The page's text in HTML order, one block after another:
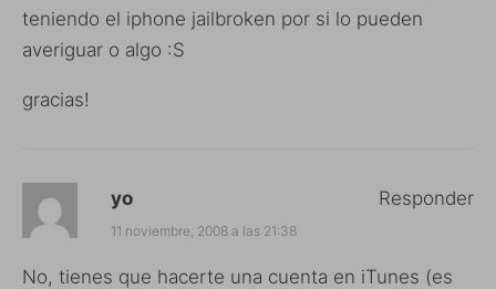
teniendo el iphone jailbroken por si lo pueden
averiguar o algo :S
gracias!
yo
11 noviembre, 2008 a las 21:38
No, tienes que hacerte una cuenta en iTunes (es
Responder